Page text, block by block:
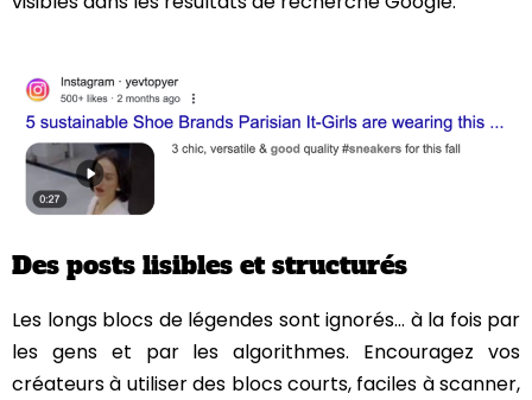
Des posts lisibles et structurés
Les longs blocs de légendes sont ignorés… à la fois par
les gens et par les algorithmes. Encouragez vos
créateurs à utiliser des blocs courts, faciles à scanner,